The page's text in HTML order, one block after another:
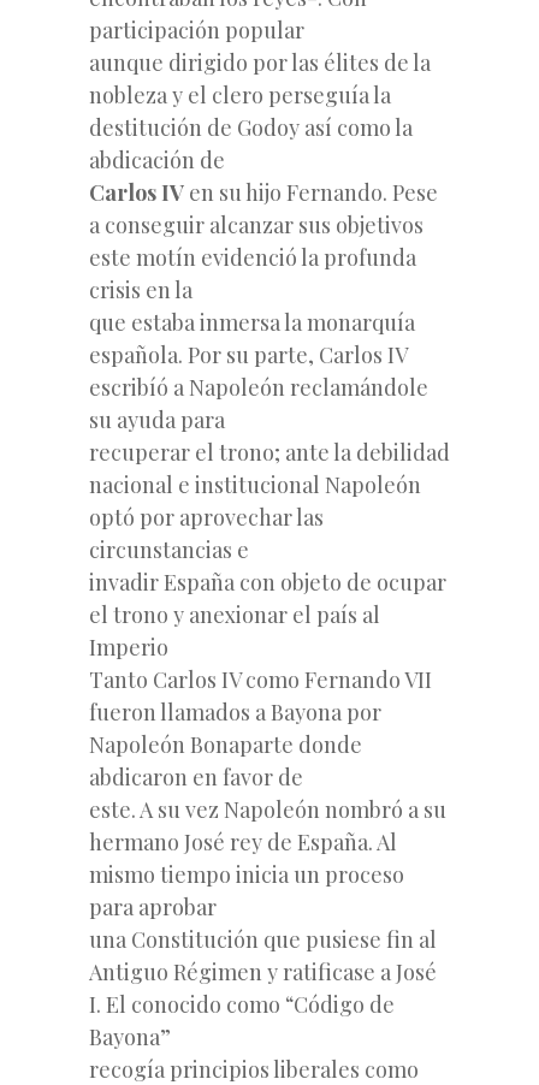
participación popular
aunque dirigido por las élites de la
nobleza y el clero perseguía la
destitución de Godoy así como la
abdicación de
Carlos IV en su hijo Fernando. Pese
a conseguir alcanzar sus objetivos
este motín evidenció la profunda
crisis en la
que estaba inmersa la monarquía
española. Por su parte, Carlos IV
escribíó a Napoleón reclamándole
su ayuda para
recuperar el trono; ante la debilidad
nacional e institucional Napoleón
optó por aprovechar las
circunstancias e
invadir España con objeto de ocupar
el trono y anexionar el país al
Imperio
Tanto Carlos IV como Fernando VII
fueron llamados a Bayona por
Napoleón Bonaparte donde
abdicaron en favor de
este. A su vez Napoleón nombró a su
hermano José rey de España. Al
mismo tiempo inicia un proceso
para aprobar
una Constitución que pusiese fin al
Antiguo Régimen y ratificase a José
I. El conocido como “Código de
Bayona”
recogía principios liberales como